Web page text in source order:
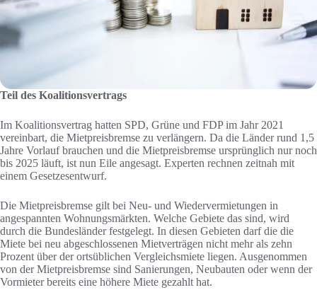
Teil des Koalitionsvertrags
Im Koalitionsvertrag hatten SPD, Grüne und FDP im Jahr 2021
vereinbart, die Mietpreisbremse zu verlängern. Da die Länder rund 1,5
Jahre Vorlauf brauchen und die Mietpreisbremse ursprünglich nur noch
bis 2025 läuft, ist nun Eile angesagt. Experten rechnen zeitnah mit
einem Gesetzesentwurf.
Die Mietpreisbremse gilt bei Neu- und Wiedervermietungen in
angespannten Wohnungsmärkten. Welche Gebiete das sind, wird
durch die Bundesländer festgelegt. In diesen Gebieten darf die die
Miete bei neu abgeschlossenen Mietverträgen nicht mehr als zehn
Prozent über der ortsüblichen Vergleichsmiete liegen. Ausgenommen
von der Mietpreisbremse sind Sanierungen, Neubauten oder wenn der
Vormieter bereits eine höhere Miete gezahlt hat.